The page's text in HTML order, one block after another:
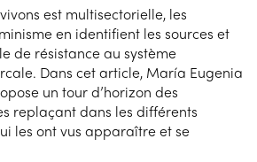
est multisectorielle, les
en identifient les sources et
de résistance au système
Dans cet article, María Eugenia
un tour d’horizon des
replaçant dans les différents
les ont vus apparaître et se